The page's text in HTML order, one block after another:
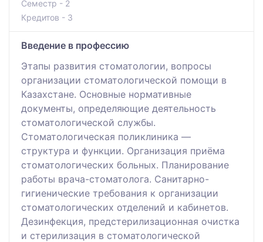
Семестр - 2
Кредитов - 3
Введение в профессию
Этапы развития стоматологии, вопросы
организации стоматологической помощи в
Казахстане. Основные нормативные
документы, определяющие деятельность
стоматологической службы.
Стоматологическая поликлиника —
структура и функции. Организация приёма
стоматологических больных. Планирование
работы врача-стоматолога. Санитарно-
гигиенические требования к организации
стоматологических отделений и кабинетов.
Дезинфекция, предстерилизационная очистка
и стерилизация в стоматологической